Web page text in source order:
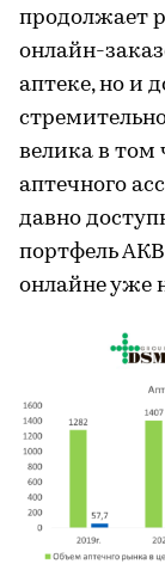
продолжает
онлайн-
аптеке, но и
велика в том
аптечного
давно
портфель
онлайне уже